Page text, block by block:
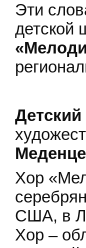
Эти
детской
Хор
США, в
Хор –